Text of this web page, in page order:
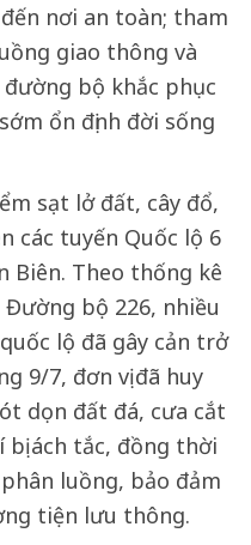
nơi an toàn; tham
giao thông và
bộ khắc phục
ổn định đời sống
sạt lở đất, cây đổ,
các tuyến Quốc lộ 6
Biên. Theo thống kê
bộ 226, nhiều
lộ đã gây cản trở
9/7, đơn vị đã huy
dọn đất đá, cưa cắt
bị ách tắc, đồng thời
luồng, bảo đảm
tiện lưu thông.